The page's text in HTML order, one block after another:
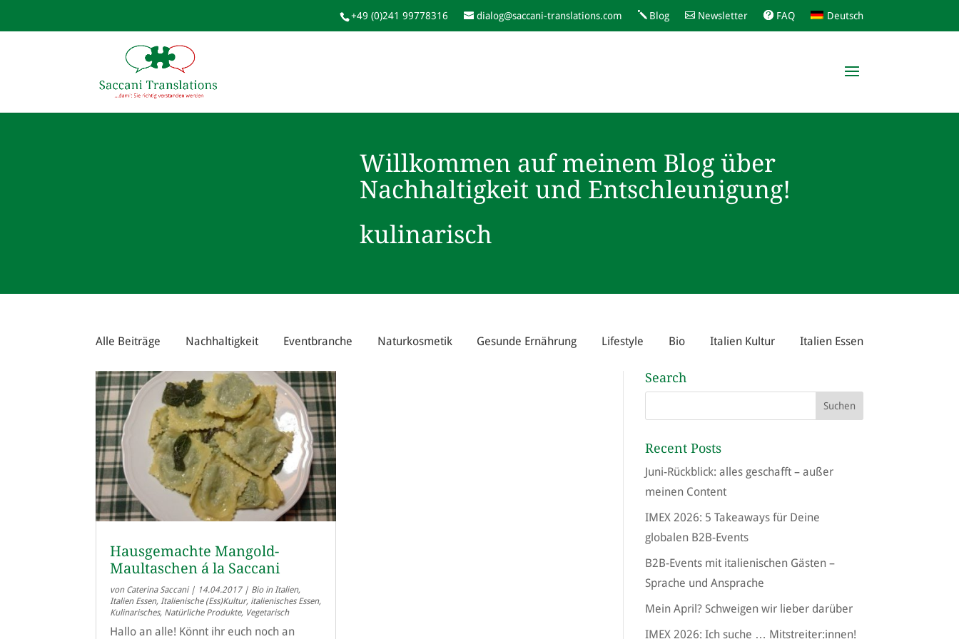
+49 (0)241 99778316 dialog@saccani-translations.com Blog Newsletter FAQ Deutsch
Willkommen auf meinem Blog über
Nachhaltigkeit und Entschleunigung!
kulinarisch
Alle Beiträge Nachhaltigkeit Eventbranche Naturkosmetik Gesunde Ernährung Lifestyle Bio Italien Kultur Italien Essen
Hausgemachte Mangold-
Maultaschen á la Saccani
von Caterina Saccani| 14.04.2017| Bio in Italien,
Italien Essen, Italienische (Ess)Kultur, italienisches Essen,
Kulinarisches, Natürliche Produkte, Vegetarisch
Hallo an alle! Könnt ihr euch noch an
Search
Recent Posts
Juni-Rückblick: alles geschafft – außer
meinen Content
IMEX 2026: 5 Takeaways für Deine
globalen B2B-Events
B2B-Events mit italienischen Gästen –
Sprache und Ansprache
Mein April? Schweigen wir lieber darüber
IMEX 2026: Ich suche … Mitstreiter:innen!